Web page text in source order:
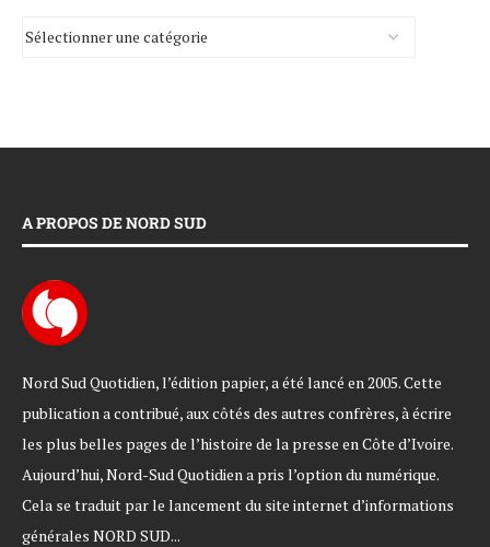
A PROPOS DE NORD SUD
Nord Sud Quotidien, l’édition papier, a été lancé en 2005. Cette
publication a contribué, aux côtés des autres confrères, à écrire
les plus belles pages de l’histoire de la presse en Côte d’Ivoire.
Aujourd’hui, Nord-Sud Quotidien a pris l’option du numérique.
Cela se traduit par le lancement du site internet d’informations
générales NORD SUD...